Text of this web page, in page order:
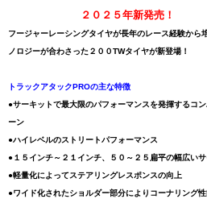
２０２５年新発売！
フージャーレーシングタイヤが長年のレース経験から
ノロジーが合わさった２００TWタイヤが新登場！
トラックアタックPROの主な特徴
●サーキットで最大限のパフォーマンスを発揮するコ
ーン
●ハイレベルのストリートパフォーマンス
●１５インチ～２１インチ、５０～２５扁平の幅広い
●軽量化によってステアリングレスポンスの向上
●ワイド化されたショルダー部分によりコーナリング